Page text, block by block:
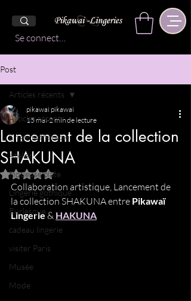
Se connecter
Post
Articles récents
Lingerie thérapie
Atelier
Piqueuse plate
Lingerie gothique
Burlesque
cadeau lingerie
visiter Paris
Musée
Mode
Articles récents
Lancement de la collection
SHAKUNA
pikawai pikawai
15 mai 2 min de lecture
Noté NaN étoiles sur 5.
Collaboration artistique, Lancement de
la collection SHAKUNA entre Pikawaï
Lingerie & HAKUNA